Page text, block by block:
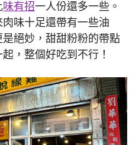
味有招一人份還多一些。
味十足還帶有一些油
絕妙，甜甜粉粉的帶點
，整個好吃到不行！